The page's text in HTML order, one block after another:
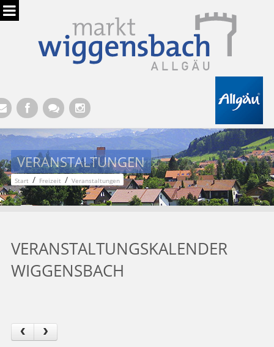
VERANSTALTUNGEN
Start / Freizeit / Veranstaltungen
VERANSTALTUNGSKALENDER
WIGGENSBACH